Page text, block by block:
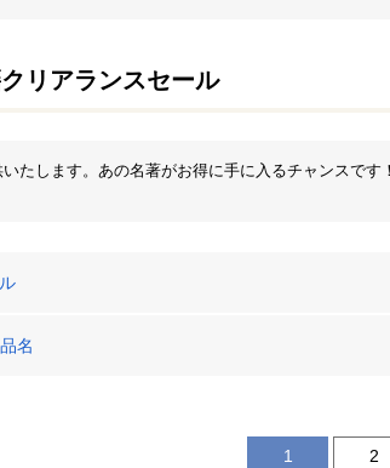
リアランスセール
たします。あの名著がお得に手に入るチャンスです
名
1 2